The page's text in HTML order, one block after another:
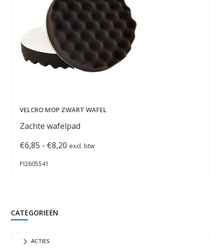
CATEGORIEËN
ACTIES
VELCRO MOP ZWART WAFEL
Zachte wafelpad
€6,85 - €8,20 Prijsklasse:
excl. btw
PI2605541